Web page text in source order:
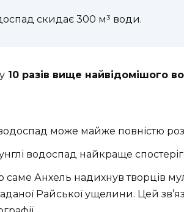
скидає 300 м³ води.
10 разів вище найвідомішого
може майже повністю
водоспад найкраще
саме Анхель надихнув творців
Райської ущелини. Цей